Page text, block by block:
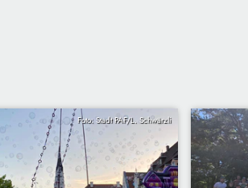
Foto: Stadt PAF/L. Schwärzli